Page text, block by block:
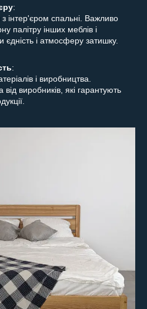
:
інтер'єром спальні. Важливо
палітру інших меблів і
і атмосферу затишку.
:
і виробництва.
виробників, які гарантують